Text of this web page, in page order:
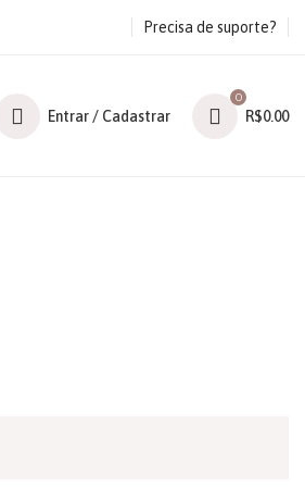
Precisa de suporte?
Entrar / Cadastrar
0
R$0.00